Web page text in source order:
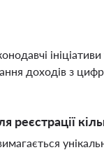
доходів з
реєстрації